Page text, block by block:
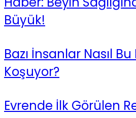
Büyük!
Bazı İnsanlar Nasıl Bu
Koşuyor?
Evrende İlk Görülen